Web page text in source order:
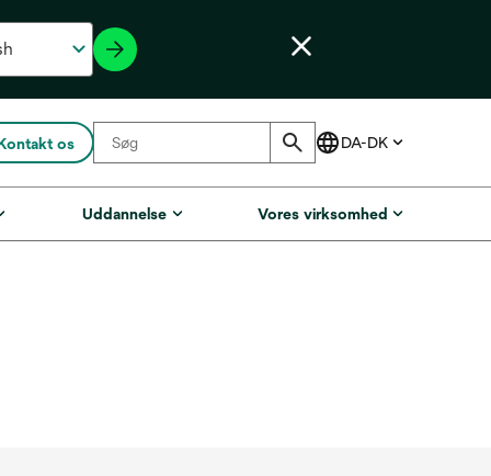
os
Uddannelse Vores virksomhed